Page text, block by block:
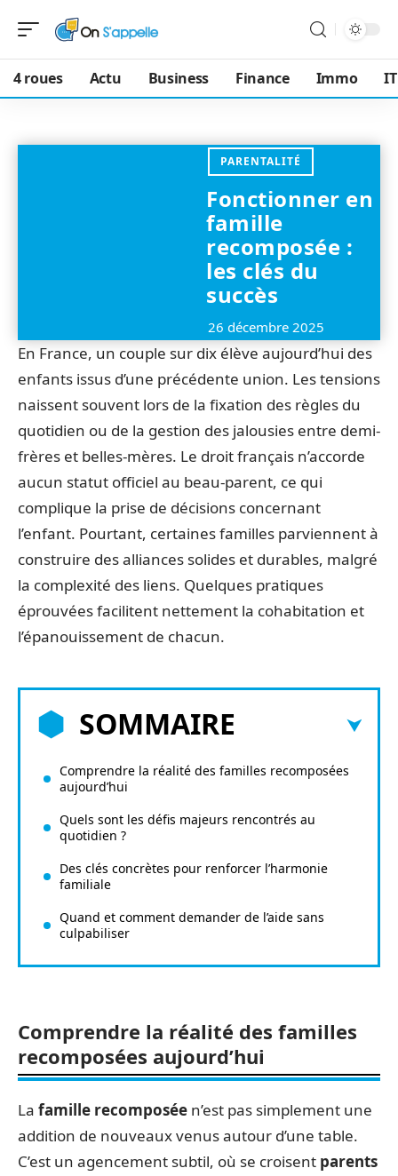
4 roues Actu Business Finance Immo IT
PARENTALITÉ
Fonctionner en
famille
recomposée :
les clés du
succès
26 décembre 2025
En France, un couple sur dix élève aujourd’hui des
enfants issus d’une précédente union. Les tensions
naissent souvent lors de la fixation des règles du
quotidien ou de la gestion des jalousies entre demi-
frères et belles-mères. Le droit français n’accorde
aucun statut officiel au beau-parent, ce qui
complique la prise de décisions concernant
l’enfant. Pourtant, certaines familles parviennent à
construire des alliances solides et durables, malgré
la complexité des liens. Quelques pratiques
éprouvées facilitent nettement la cohabitation et
l’épanouissement de chacun.
SOMMAIRE
Comprendre la réalité des familles recomposées
aujourd’hui
Quels sont les défis majeurs rencontrés au
quotidien ?
Des clés concrètes pour renforcer l’harmonie
familiale
Quand et comment demander de l’aide sans
culpabiliser
Comprendre la réalité des familles
recomposées aujourd’hui
La famille recomposée n’est pas simplement une
addition de nouveaux venus autour d’une table.
C’est un agencement subtil, où se croisent parents